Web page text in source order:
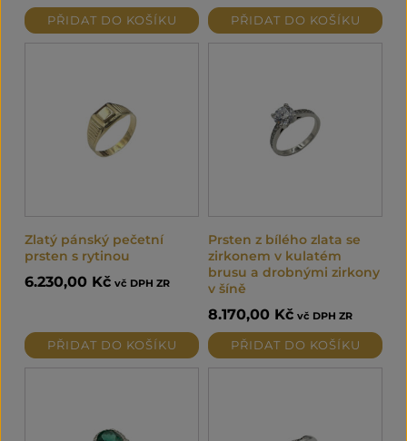
PŘIDAT DO KOŠÍKU PŘIDAT DO KOŠÍKU
Zlatý pánský pečetní
prsten s rytinou
6.230,00 Kč vč DPH ZR
PŘIDAT DO KOŠÍKU
Prsten z bílého zlata se
zirkonem v kulatém
brusu a drobnými zirkony
v šíně
8.170,00 Kč vč DPH ZR
PŘIDAT DO KOŠÍKU